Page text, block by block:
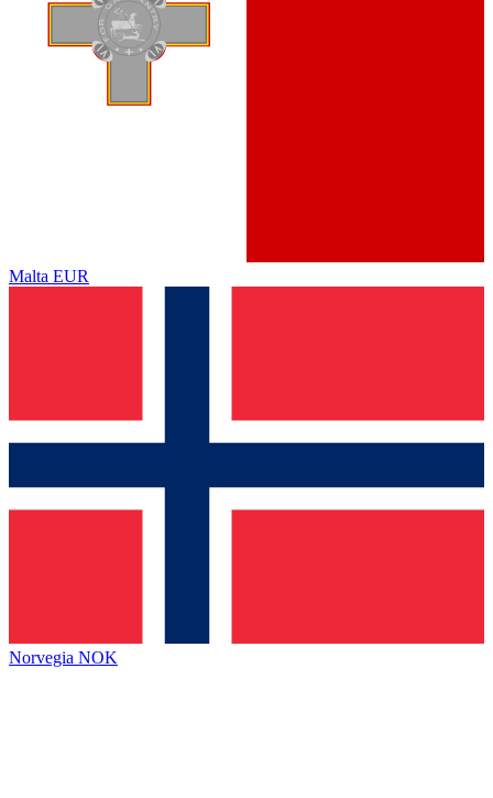
Malta EUR
Norvegia NOK